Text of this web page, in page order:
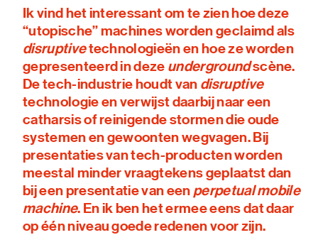
Ik vind het interessant om te zien hoe deze
“utopische” machines worden geclaimd als
disruptivetechnologieën en hoe ze worden
gepresenteerd in deze undergroundscène.
De tech-industrie houdt van disruptive
technologie en verwijst daarbij naar een
catharsis of reinigende stormen die oude
systemen en gewoonten wegvagen. Bij
presentaties van tech-producten worden
meestal minder vraagtekens geplaatst dan
bij een presentatie van een perpetual mobile
machine. En ik ben het ermee eens dat daar
op één niveau goede redenen voor zijn.